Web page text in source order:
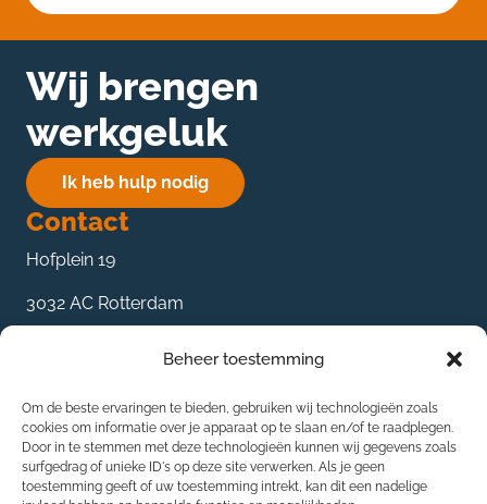
Beheer toestemming
Om de beste ervaringen te bieden, gebruiken wij technologieën zoals
cookies om informatie over je apparaat op te slaan en/of te raadplegen.
Door in te stemmen met deze technologieën kunnen wij gegevens zoals
surfgedrag of unieke ID's op deze site verwerken. Als je geen
toestemming geeft of uw toestemming intrekt, kan dit een nadelige
Wij brengen
werkgeluk
Ik heb hulp nodig
Contact
Hofplein 19
3032 AC Rotterdam
De oplossingen
Bedrijfsadvies